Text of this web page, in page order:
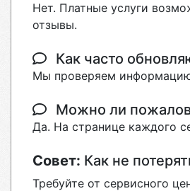
Нет. Платные услуги
отзывы.
Как часто
Мы проверяем
Можно ли
Да. На странице каждого
Совет: Как не
Требуйте от сервисного